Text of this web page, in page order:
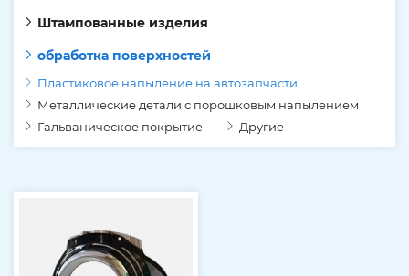
Штампованные изделия
обработка поверхностей
Пластиковое напыление на автозапчасти
Металлические детали с порошковым напылением
Гальваническое покрытие
Другие